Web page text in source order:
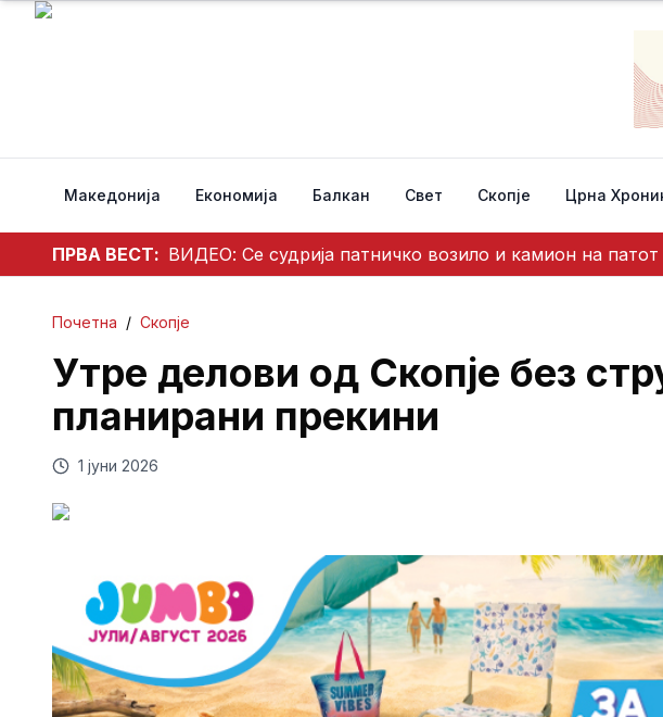
Македонија Економија Балкан Свет Скопје Црна
ПРВА ВЕСТ: ВИДЕО: Се судрија патничко возило и камион на
Почетна / Скопје
Утре делови од Скопје без
планирани прекини
1 јуни 2026